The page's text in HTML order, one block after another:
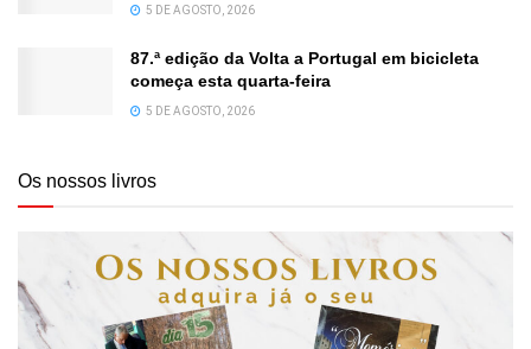
5 DE AGOSTO, 2026
87.ª edição da Volta a Portugal em bicicleta
começa esta quarta-feira
5 DE AGOSTO, 2026
Os nossos livros